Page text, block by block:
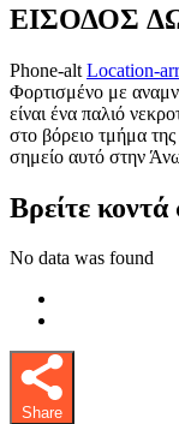
ΕΙΣΟΔΟΣ
Phone-alt Location-
Φορτισμένο με
είναι ένα παλιό
στο βόρειο τμήμα
σημείο αυτό στην
Βρείτε κοντά
No data was found
Share